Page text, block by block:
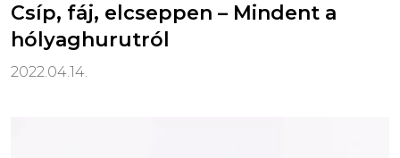
Csíp, fáj, elcseppen – Mindent a
hólyaghurutról
2022.04.14.